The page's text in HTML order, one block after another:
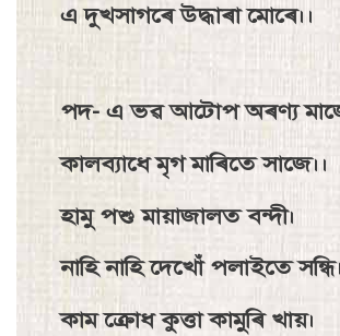
এ দুখসাগৰে উদ্ধাৰা মােৰে।।
পদ- এ ভৱ আটোপ অৰণ্য
কালব্যাধে মৃগ মাৰিতে সাজে।।
হামু পশু মায়াজালত বন্দী।
নাহি নাহি দেখোঁ পলাইতে
কাম ক্রোধ কুত্তা কামুৰি খায়।